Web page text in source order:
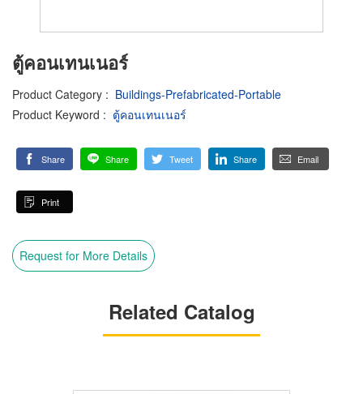
ตู้คอนเทนเนอร์
Product Category : Buildings-Prefabricated-Portable
Product Keyword : ตู้คอนเทนเนอร์
Share Share Tweet Share Email
Print
Request for More Details
Related Catalog